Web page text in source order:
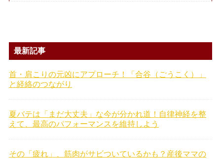
最新記事
首・肩こりの元凶にアプローチ！「合谷（ごうこく）」
と経絡のつながり
夏バテは「まだ大丈夫」な今が分かれ道！自律神経を整
えて、最高のパフォーマンスを維持しよう
その「疲れ」、筋肉がサビついているかも？産後ママの